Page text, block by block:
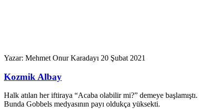
Yazar: Mehmet Onur Karadayı 20 Şubat 2021
Kozmik Albay
Halk atılan her iftiraya “Acaba olabilir mi?” demeye başlamıştı.
Bunda Gobbels medyasının payı oldukça yüksekti.